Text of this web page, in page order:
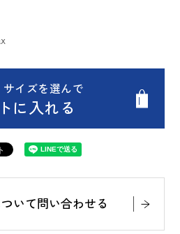
サイズを選んで
に入れる
いて問い合わせる